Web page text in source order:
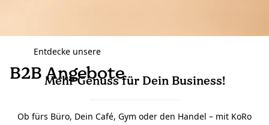
Entdecke unsere
B2B Angebote
Mehr Genuss für Dein Business!
Ob fürs Büro, Dein Café, Gym oder den Handel – mit KoRo